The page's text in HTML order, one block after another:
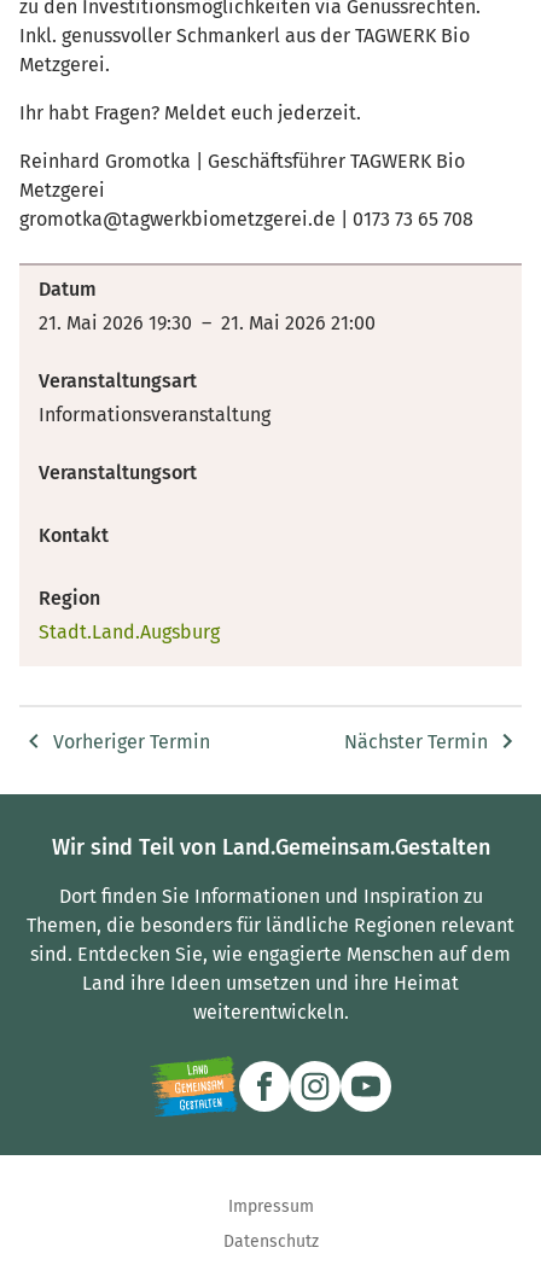
zu den Investitionsmöglichkeiten via Genussrechten.
Inkl. genussvoller Schmankerl aus der TAGWERK Bio
Metzgerei.
Ihr habt Fragen? Meldet euch jederzeit.
Reinhard Gromotka | Geschäftsführer TAGWERK Bio
Metzgerei
gromotka@tagwerkbiometzgerei.de | 0173 73 65 708
Datum
21. Mai 2026 19:30 – 21. Mai 2026 21:00
Veranstaltungsart
Informationsveranstaltung
Veranstaltungsort
Kontakt
Region
Stadt.Land.Augsburg
Vorheriger Termin Nächster Termin
Wir sind Teil von Land.Gemeinsam.Gestalten
Dort finden Sie Informationen und Inspiration zu
Themen, die besonders für ländliche Regionen relevant
sind. Entdecken Sie, wie engagierte Menschen auf dem
Land ihre Ideen umsetzen und ihre Heimat
weiterentwickeln.
Impressum
Datenschutz